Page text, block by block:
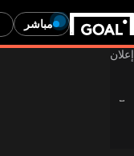
مباشر